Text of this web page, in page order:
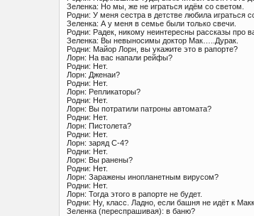
Зеленка: Но мы, же не играться идём со светом.
Родни: У меня сестра в детстве любила играться
Зеленка: А у меня в семье были только свечи.
Родни: Радек, никому неинтересны рассказы про
Зеленка: Вы невыносимы доктор Мак…..Дурак.
Родни: Майор Лорн, вы укажите это в рапорте?
Лорн: На вас напали рейфы?
Родни: Нет.
Лорн: Дженаи?
Родни: Нет.
Лорн: Репликаторы?
Родни: Нет.
Лорн: Вы потратили патроны автомата?
Родни: Нет.
Лорн: Пистолета?
Родни: Нет.
Лорн: заряд С-4?
Родни: Нет.
Лорн: Вы ранены?
Родни: Нет.
Лорн: Заражены инопланетным вирусом?
Родни: Нет.
Лорн: Тогда этого в рапорте не будет.
Родни: Ну, класс. Ладно, если башня не идёт к
Зеленка (переспрашивая): в баню?